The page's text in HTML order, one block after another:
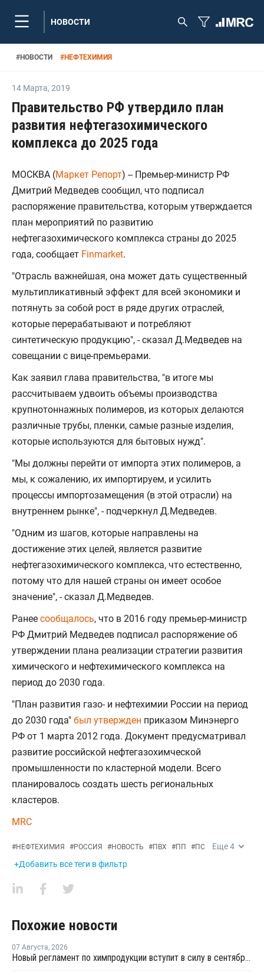
НОВОСТИ
#НОВОСТИ #НЕФТЕХИМИЯ
14 Марта, 2019
Правительство РФ утвердило план
развития нефтегазохимического
комплекса до 2025 года
МОСКВА (Маркет Репорт) -- Премьер-министр РФ
Дмитрий Медведев сообщил, что подписал
распоряжение правительства, которым утверждается
план мероприятий по развитию
нефтегазохимического комплекса страны до 2025
года, сообщает Finmarket.
"Отрасль важнейшая, она может дать существенный
мультипликативный эффект для всей экономики и
потянуть за собой рост в ряде других отраслей,
которые перерабатывают и потребляют
синтетическую продукцию", - сказал Д.Медведев на
совещании с вице-премьерами.
Как заявил глава правительства, "в итоге мы
рассчитываем удвоить объемы производства
крупнотоннажных полимеров, из которых делаются
различные трубы, пленки, самые разные изделия,
которые используются для бытовых нужд".
"Мы должны перейти от импорта этих полимеров, а
мы, к сожалению, их импортируем, и усилить
процессы импортозамещения (в этой отрасли) на
внутреннем рынке", - подчеркнул Д.Медведев.
"Одним из шагов, которые направлены на
достижение этих целей, является развитие
нефтегазохимического комплекса, что естественно,
потому что для нашей страны он имеет особое
значение", - сказал Д.Медведев.
Ранее сообщалось, что в 2016 году премьер-министр
РФ Дмитрий Медведев подписал распоряжение об
утверждении плана реализации стратегии развития
химического и нефтехимического комплекса на
период до 2030 года.
"План развития газо- и нефтехимии России на период
до 2030 года" был утвержден приказом Минэнерго
РФ от 1 марта 2012 года. Документ предусматривал
развитие российской нефтегазохимческой
промышленности по кластерной модели. Всего
планировалось создать шесть региональных
кластеров.
MRC
#НЕФТЕХИМИЯ #РОССИЯ #НОВОСТЬ #ПВХ #ПП #ПС Еще4
+Добавить все теги в фильтр
Похожие новости
07 Августа, 2026
Новый регламент по химпродукции вступит в силу в сентябре 2027 года